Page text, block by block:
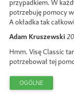
przypadkiem. W
potrzebuję pomocy
A okładka tak
Adam Kruszewski
Hmm. Visę Classic
potrzebował tej
OGÓLNE